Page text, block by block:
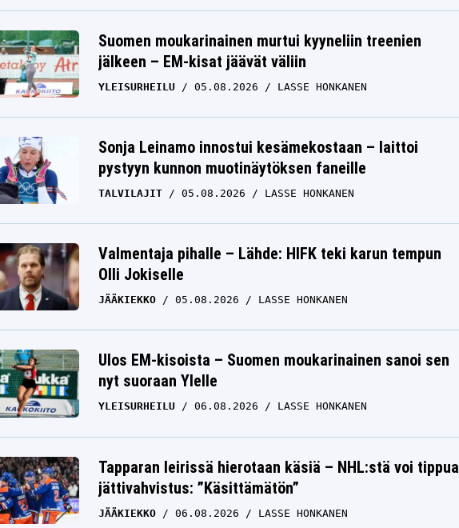
Suomen moukarinainen murtui kyyneliin treenien
jälkeen – EM-kisat jäävät väliin
YLEISURHEILU 05.08.2026 LASSE HONKANEN
Sonja Leinamo innostui kesämekostaan – laittoi
pystyyn kunnon muotinäytöksen faneille
TALVILAJIT 05.08.2026 LASSE HONKANEN
Valmentaja pihalle – Lähde: HIFK teki karun tempun
Olli Jokiselle
JÄÄKIEKKO 05.08.2026 LASSE HONKANEN
Ulos EM-kisoista – Suomen moukarinainen sanoi sen
nyt suoraan Ylelle
YLEISURHEILU 06.08.2026 LASSE HONKANEN
Tapparan leirissä hierotaan käsiä – NHL:stä voi tippua
jättivahvistus: ”Käsittämätön”
JÄÄKIEKKO 06.08.2026 LASSE HONKANEN